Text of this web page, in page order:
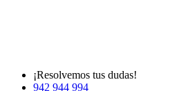
¡Resolvemos tus dudas!
942 944 994